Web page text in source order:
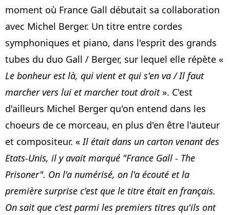
moment où France Gall débutait sa collaboration
avec Michel Berger. Un titre entre cordes
symphoniques et piano, dans l'esprit des grands
tubes du duo Gall / Berger, sur lequel elle répète «
Le bonheur est là, qui vient et qui s'en va / Il faut
marcher vers lui et marcher tout droit». C'est
d'ailleurs Michel Berger qu'on entend dans les
choeurs de ce morceau, en plus d'en être l'auteur
et compositeur. «Il était dans un carton venant des
Etats-Unis, il y avait marqué "France Gall - The
Prisoner". On l'a numérisé, on l'a écouté et la
première surprise c'est que le titre était en français.
On sait que c'est parmi les premiers titres qu'ils ont